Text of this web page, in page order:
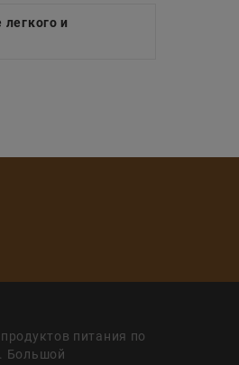
и
питания по
Большой